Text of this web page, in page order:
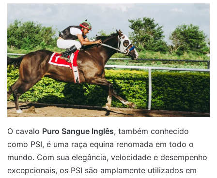
O cavalo Puro Sangue Inglês, também conhecido
como PSI, é uma raça equina renomada em todo o
mundo. Com sua elegância, velocidade e desempenho
excepcionais, os PSI são amplamente utilizados em